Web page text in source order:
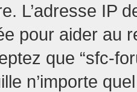
L’adresse IP
pour aider au
que “sfc-
n’importe